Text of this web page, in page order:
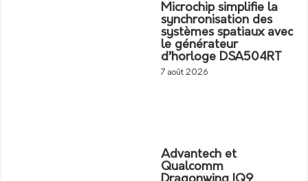
Microchip simplifie la
synchronisation des
systèmes spatiaux avec
le générateur
d’horloge DSA504RT
7 août 2026
Advantech et
Qualcomm